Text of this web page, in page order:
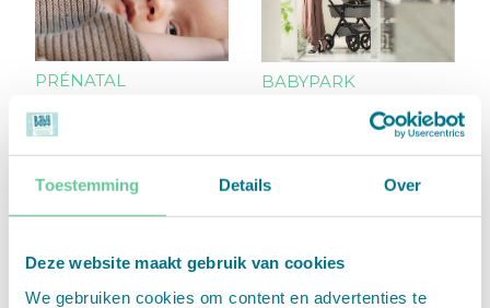
Toestemming Details Over
Deze website maakt gebruik van cookies
We gebruiken cookies om content en advertenties te
PRÉNATAL BABYPARK
SUPERSTELLAR C&A